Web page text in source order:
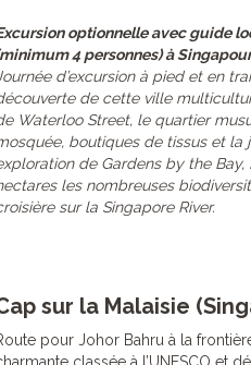
optionnelle avec guide
4 personnes) à Singapour
d’excursion à pied et en
de cette ville
Waterloo Street, le quartier
boutiques de tissus et la
de Gardens by the
les nombreuses
sur la Singapore River.
sur la Malaisie
pour Johor Bahru à la